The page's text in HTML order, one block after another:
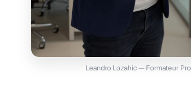
Leandro Lozahic — Formateur Pro